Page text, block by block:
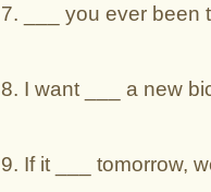
7. ___ you ever been
8. I want ___ a new
9. If it ___ tomorrow,